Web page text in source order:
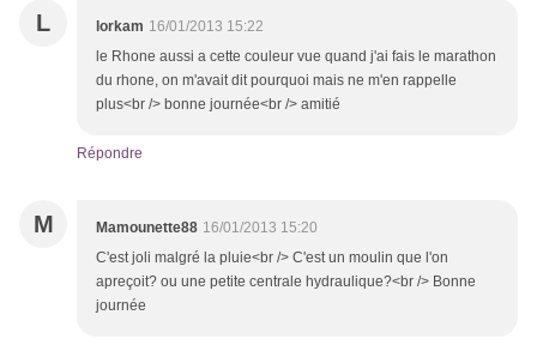
L lorkam 16/01/2013 15:22
le Rhone aussi a cette couleur vue quand j'ai fais le marathon
du rhone, on m'avait dit pourquoi mais ne m'en rappelle
plus<br /> bonne journée<br /> amitié
Répondre
M Mamounette88 16/01/2013 15:20
C'est joli malgré la pluie<br /> C'est un moulin que l'on
apreçoit? ou une petite centrale hydraulique?<br /> Bonne
journée